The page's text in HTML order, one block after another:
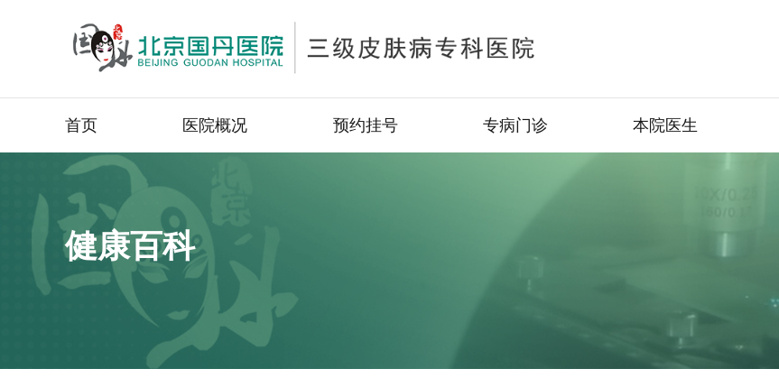
首页 医院概况 预约挂号 专病门诊 本院医生
健康百科